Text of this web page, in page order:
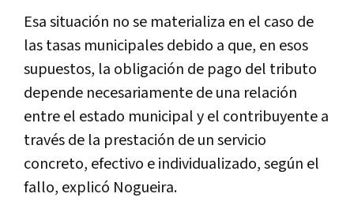
Esa situación no se materializa en el caso de
las tasas municipales debido a que, en esos
supuestos, la obligación de pago del tributo
depende necesariamente de una relación
entre el estado municipal y el contribuyente a
través de la prestación de un servicio
concreto, efectivo e individualizado, según el
fallo, explicó Nogueira.